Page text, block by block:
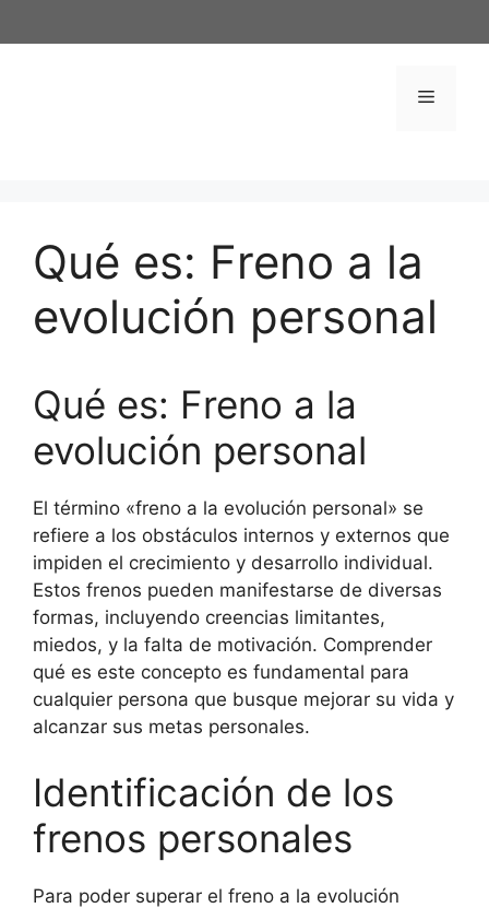
al
Menú
Qué es: Freno a la
evolución personal
Qué es: Freno a la
evolución personal
El término «freno a la evolución personal» se
refiere a los obstáculos internos y externos que
impiden el crecimiento y desarrollo individual.
Estos frenos pueden manifestarse de diversas
formas, incluyendo creencias limitantes,
miedos, y la falta de motivación. Comprender
qué es este concepto es fundamental para
cualquier persona que busque mejorar su vida y
alcanzar sus metas personales.
Identificación de los
frenos personales
Para poder superar el freno a la evolución